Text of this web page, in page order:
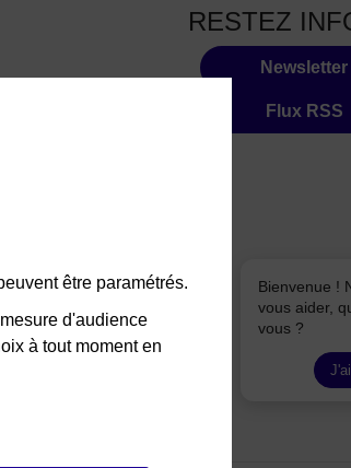
être paramétrés.
d'audience
à tout moment en
RESTEZ
Newsletter
Flux RSS
Bienvenue !
vous aider,
vous ?